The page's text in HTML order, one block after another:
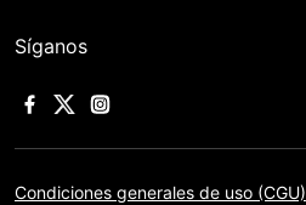
Síganos
Condiciones generales de uso (CGU)